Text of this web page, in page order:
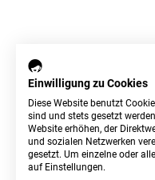
Einwilligung zu Cookies
Diese Website benutzt
sind und stets gesetzt
Website erhöhen, der
und sozialen Netzwerken
gesetzt. Um einzelne oder
auf Einstellungen.